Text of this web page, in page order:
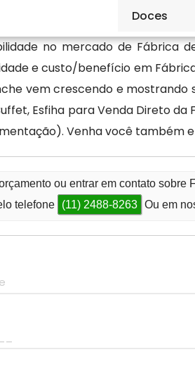
Doces
no mercado de Fábrica
e custo/benefício em
vem crescendo e
Esfiha para Venda Direto
Venha você também
ou entrar em contato
telefone
(11) 2488-8263 Ou em